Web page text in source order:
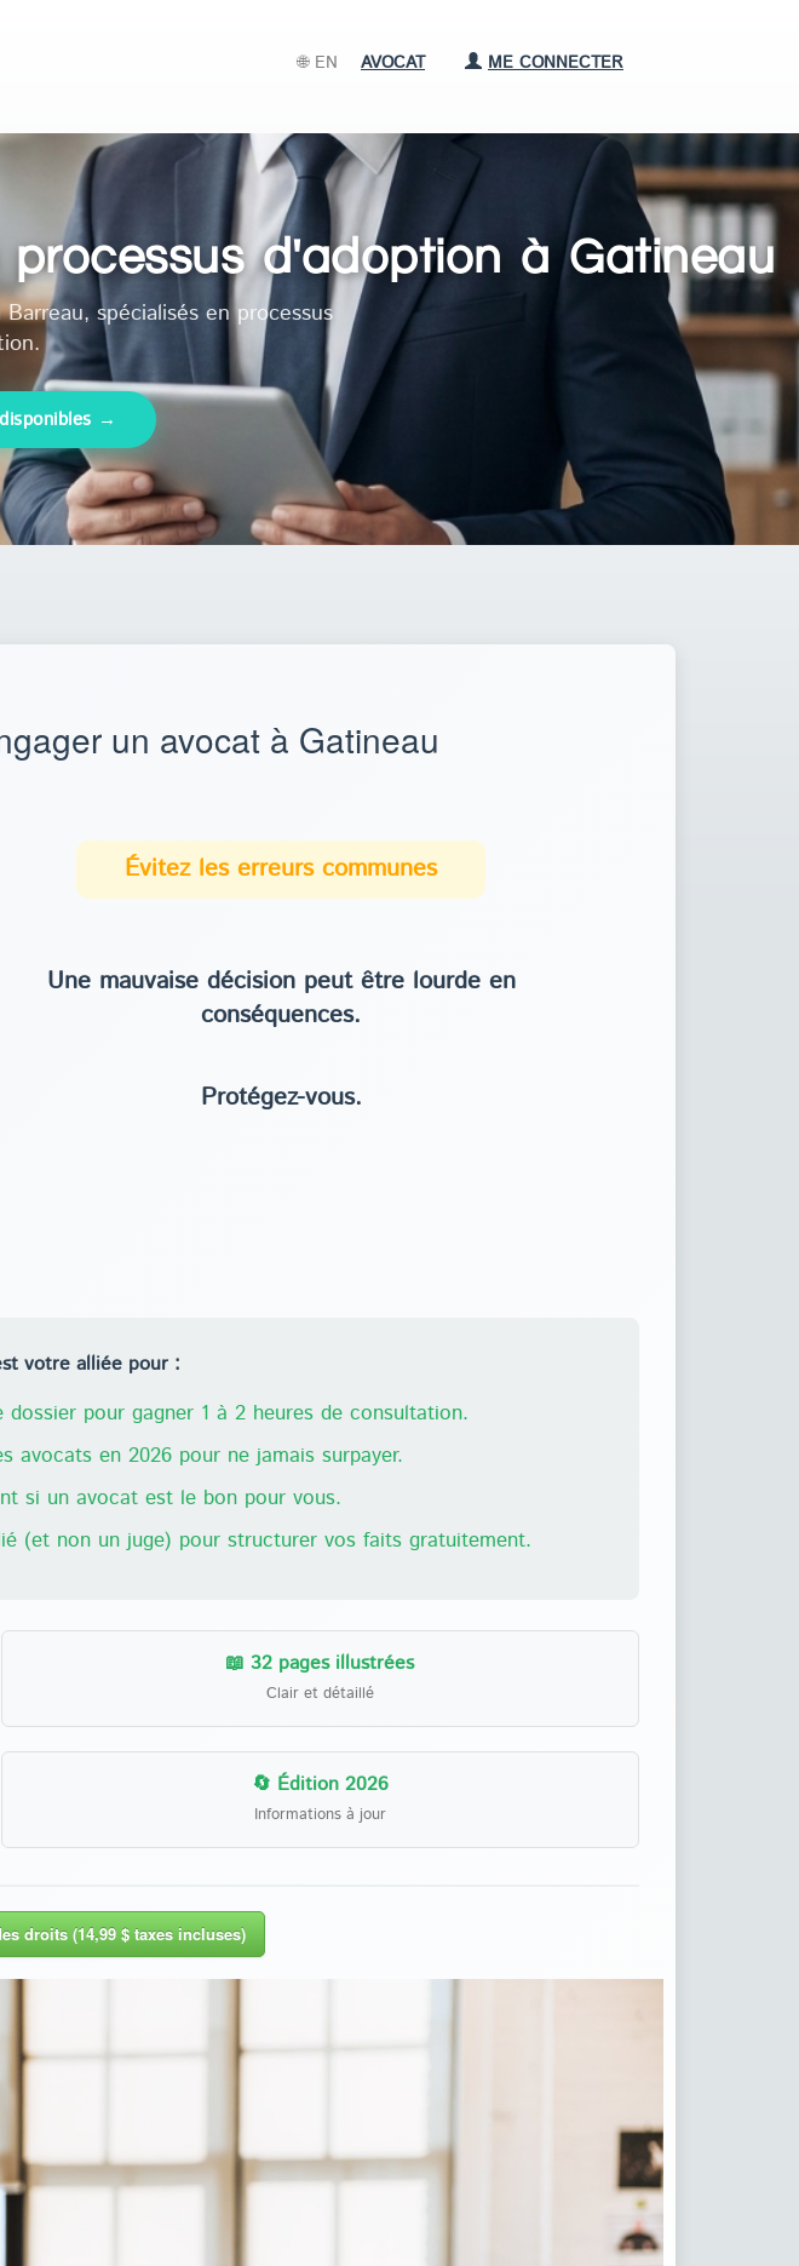
🌐 EN AVOCAT ME CONNECTER
d'adoption à Gatineau
spécialisés en processus
→
un avocat à Gatineau
Évitez les erreurs communes
Une mauvaise décision peut être lourde en
conséquences.
Protégez-vous.
votre alliée pour :
pour gagner 1 à 2 heures de consultation.
avocats en 2026 pour ne jamais surpayer.
si un avocat est le bon pour vous.
(et non un juge) pour structurer vos faits gratuitement.
📖 32 pages illustrées
Clair et détaillé
🔄 Édition 2026
Informations à jour
droits (14,99 $ taxes incluses)